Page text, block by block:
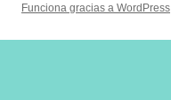
Funciona gracias a WordPress